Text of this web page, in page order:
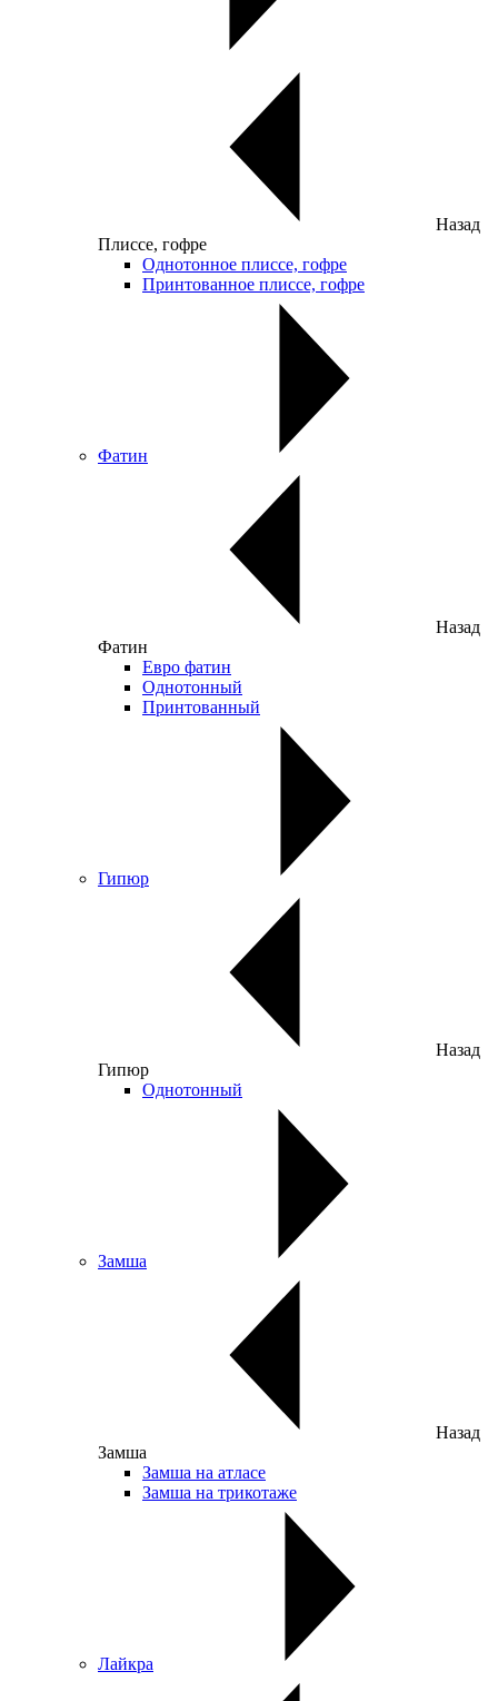
Назад
Плиссе, гофре
Однотонное плиссе, гофре
Принтованное плиссе, гофре
Фатин
Назад
Фатин
Евро фатин
Однотонный
Принтованный
Гипюр
Назад
Гипюр
Однотонный
Замша
Назад
Замша
Замша на атласе
Замша на трикотаже
Лайкра